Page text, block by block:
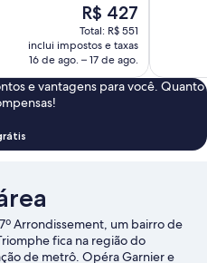
O
preço
é
de
R$ 427
R$ 427
Total: R$ 551
inclui impostos e taxas
16 de ago. – 17 de ago.
e vantagens para você. Quanto
Arrondissement, um bairro de
fica na região do
de metrô. Opéra Garnier e